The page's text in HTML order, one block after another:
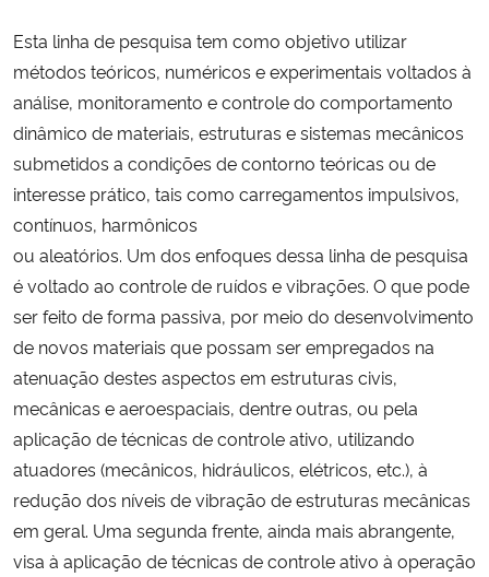
Ministério da Saúde
Ministério de Minas e Energia
Ministério da Ciência, Tecnologia, Inovações e Comunicações
Ministério do Meio Ambiente
Ministério do Turismo
Controladoria-Geral da União
Ministério da Mulher, da Família e dos Direitos Humanos
Secretaria-Geral
Esta linha de pesquisa tem como objetivo utilizar
métodos teóricos, numéricos e experimentais voltados à
análise, monitoramento e controle do comportamento
dinâmico de materiais, estruturas e sistemas mecânicos
submetidos a condições de contorno teóricas ou de
interesse prático, tais como carregamentos impulsivos,
contínuos, harmônicos
ou aleatórios. Um dos enfoques dessa linha de pesquisa
é voltado ao controle de ruídos e vibrações. O que pode
ser feito de forma passiva, por meio do desenvolvimento
de novos materiais que possam ser empregados na
atenuação destes aspectos em estruturas civis,
mecânicas e aeroespaciais, dentre outras, ou pela
aplicação de técnicas de controle ativo, utilizando
atuadores (mecânicos, hidráulicos, elétricos, etc.), à
redução dos níveis de vibração de estruturas mecânicas
em geral. Uma segunda frente, ainda mais abrangente,
visa à aplicação de técnicas de controle ativo à operação